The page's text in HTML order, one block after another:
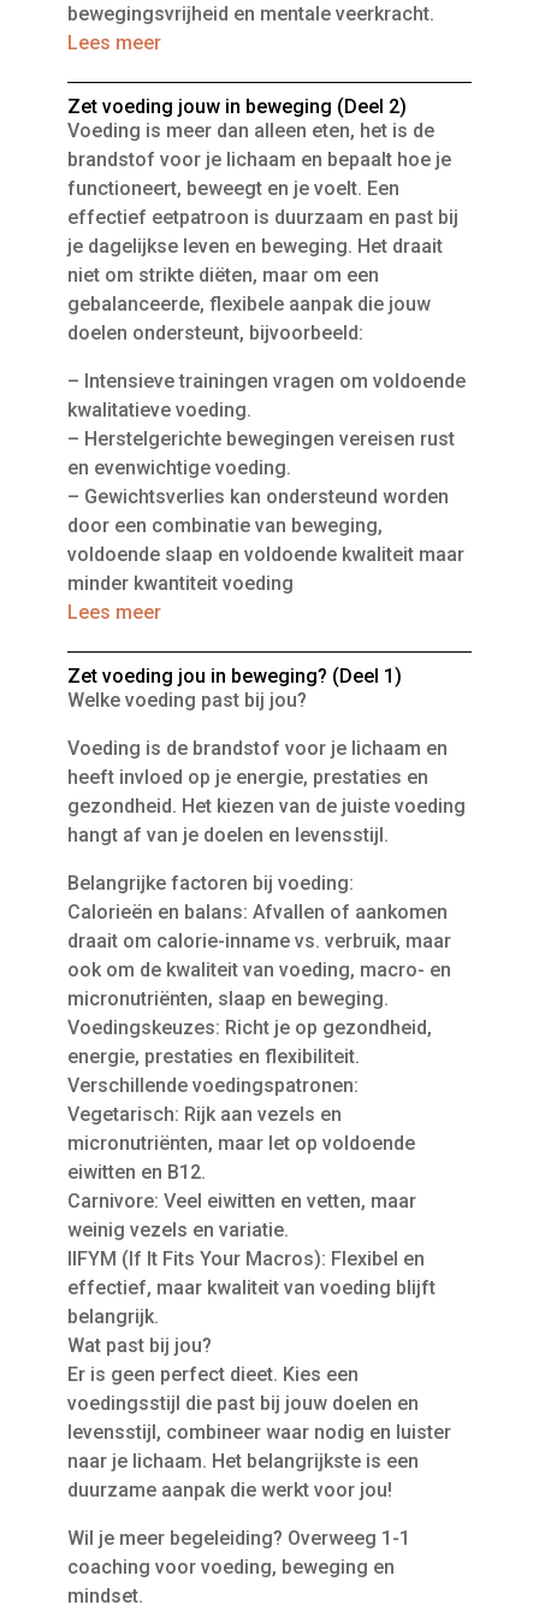
bewegingsvrijheid en mentale veerkracht.
Lees meer
Zet voeding jouw in beweging (Deel 2)
Voeding is meer dan alleen eten, het is de
brandstof voor je lichaam en bepaalt hoe je
functioneert, beweegt en je voelt. Een
effectief eetpatroon is duurzaam en past bij
je dagelijkse leven en beweging. Het draait
niet om strikte diëten, maar om een
gebalanceerde, flexibele aanpak die jouw
doelen ondersteunt, bijvoorbeeld:
– Intensieve trainingen vragen om voldoende
kwalitatieve voeding.
– Herstelgerichte bewegingen vereisen rust
en evenwichtige voeding.
– Gewichtsverlies kan ondersteund worden
door een combinatie van beweging,
voldoende slaap en voldoende kwaliteit maar
minder kwantiteit voeding
Lees meer
Zet voeding jou in beweging? (Deel 1)
Welke voeding past bij jou?
Voeding is de brandstof voor je lichaam en
heeft invloed op je energie, prestaties en
gezondheid. Het kiezen van de juiste voeding
hangt af van je doelen en levensstijl.
Belangrijke factoren bij voeding:
Calorieën en balans: Afvallen of aankomen
draait om calorie-inname vs. verbruik, maar
ook om de kwaliteit van voeding, macro- en
micronutriënten, slaap en beweging.
Voedingskeuzes: Richt je op gezondheid,
energie, prestaties en flexibiliteit.
Verschillende voedingspatronen:
Vegetarisch: Rijk aan vezels en
micronutriënten, maar let op voldoende
eiwitten en B12.
Carnivore: Veel eiwitten en vetten, maar
weinig vezels en variatie.
IIFYM (If It Fits Your Macros): Flexibel en
effectief, maar kwaliteit van voeding blijft
belangrijk.
Wat past bij jou?
Er is geen perfect dieet. Kies een
voedingsstijl die past bij jouw doelen en
levensstijl, combineer waar nodig en luister
naar je lichaam. Het belangrijkste is een
duurzame aanpak die werkt voor jou!
Wil je meer begeleiding? Overweeg 1-1
coaching voor voeding, beweging en
mindset.